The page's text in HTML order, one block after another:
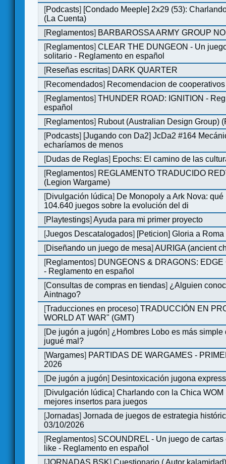
[Podcasts] [Condado Meeple] 2x29 (53):
(La Cuenta)
[Reglamentos] BARBAROSSA ARMY GROUP
[Reglamentos]CLEAR THE DUNGEON - Un
solitario - Reglamento en español
[Reseñas escritas] DARK QUARTER
[Recomendados] Recomendacion de
[Reglamentos]THUNDER ROAD: IGNITION -
español
[Reglamentos] Rubout (Australian Design Group)
[Podcasts] [Jugando con Da2] JcDa2 #164
echaríamos de menos
[Dudas de Reglas] Epochs: El camino de las
[Reglamentos] REGLAMENTO TRADUCIDO
(Legion Wargame)
[Divulgación lúdica] De Monopoly a Ark Nova:
104.640 juegos sobre la evolución del di
[Playtestings]Ayuda para mi primer proyecto
[Juegos Descatalogados] [Peticion] Gloria a Roma
[Diseñando un juego de mesa]AURIGA (ancient
[Reglamentos] DUNGEONS & DRAGONS:
- Reglamento en español
[Consultas de compras en tiendas] ¿Alguien
Aintnago?
[Traducciones en proceso]TRADUCCIÓN EN
WORLD AT WAR" (GMT)
[De jugón a jugón] ¿Hombres Lobo es más simple
jugué mal?
[Wargames] PARTIDAS DE WARGAMES -
2026
[De jugón a jugón] Desintoxicación jugona express
[Divulgación lúdica]Charlando con la Chica WOM
mejores insertos para juegos
[Jornadas]Jornada de juegos de estrategia
03/10/2026
[Reglamentos] SCOUNDREL - Un juego de
like - Reglamento en español
[JORNADAS BSK]Cuestionario ( Autor